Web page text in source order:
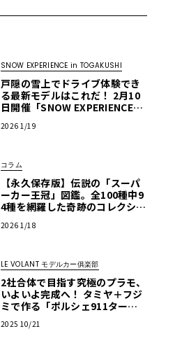
SNOW EXPERIENCE in TOGAKUSHI
戸隠の雪上でドライブ体験でき
る最新モデルはこれだ！ 2月10
日開催「SNOW EXPERIENCE」
2026 1/19
コラム
【永久保存版】伝説の「スーパ
ーカー王冠」図鑑。全100種中9
4種を網羅した奇跡のコレクショ
2026 1/18
LE VOLANT モデルカー俱楽部
2社合体で目指す究極のプラモ、
いよいよ完成へ！ タミヤ＋フジ
ミで作る「ポルシェ911ター
カー俱楽部】
2025 10/21